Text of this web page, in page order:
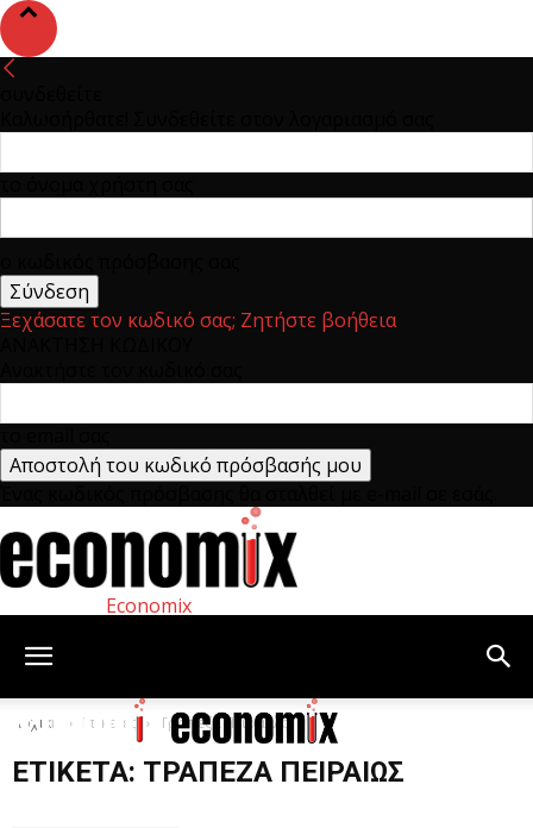
Ξεχάσατε τον κωδικό σας; Ζητήστε βοήθεια
Economix
Αρχική Ετικέτες Τράπεζα Πειραιώς
ΕΤΙΚΈΤΑ: ΤΡΆΠΕΖΑ ΠΕΙΡΑΙΏΣ